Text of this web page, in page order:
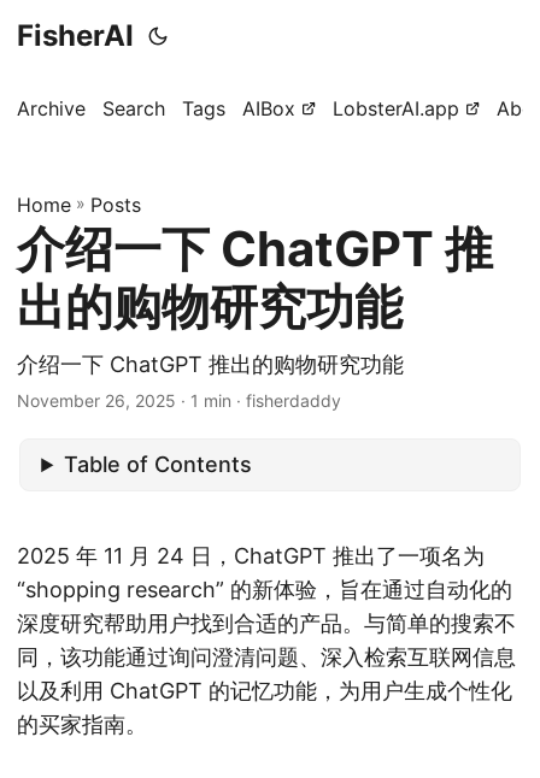
FisherAI
Archive Search Tags AIBox LobsterAI.app
Home » Posts
介绍一下 ChatGPT 推
出的购物研究功能
介绍一下 ChatGPT 推出的购物研究功能
November 26, 2025 · 1 min · fisherdaddy
Table of Contents
2025 年 11 月 24 日，ChatGPT 推出了一项名为
“shopping research” 的新体验，旨在通过自动化的
深度研究帮助用户找到合适的产品。与简单的搜索不
同，该功能通过询问澄清问题、深入检索互联网信息
以及利用 ChatGPT 的记忆功能，为用户生成个性化
的买家指南。